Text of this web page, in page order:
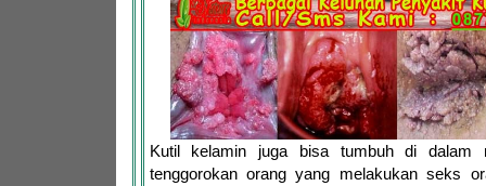
Kutil kelamin juga bisa tumbuh di dalam
tenggorokan orang yang melakukan seks